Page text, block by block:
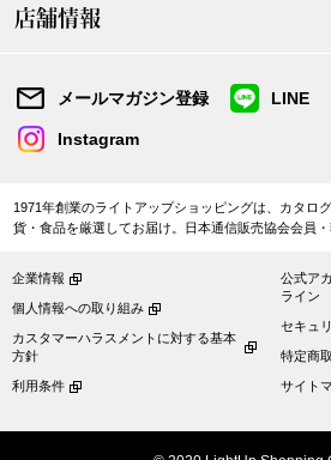
集
すべて
ア
店舗情報
メールマガジン登録 LINE
Instagram
1971年創業のライトアップショッピングは、カタロ
貨・食品を厳選してお届け。日本通信販売協会会員
企業情報
個人情報への取り組み
カスタマーハラスメントに対する基本
方針
利用条件
公式ア
ライン
セキュ
特定商
サイト